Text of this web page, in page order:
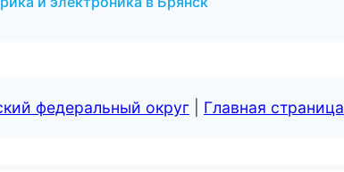
федеральный округ Главная страница